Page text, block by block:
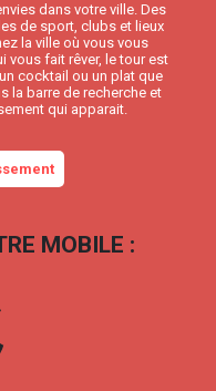
dans votre ville. Des
de sport, clubs et lieux
la ville où vous vous
vous fait rêver, le tour est
cocktail ou un plat que
la barre de recherche et
qui apparait.
MOBILE :